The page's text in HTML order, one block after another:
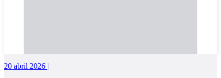
20 abril 2026 |